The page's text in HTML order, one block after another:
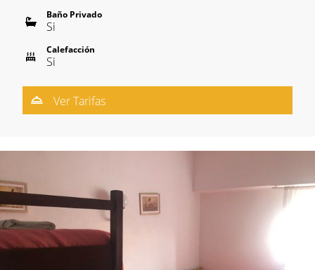
Baño Privado
Si
Calefacción
Si
Ver Tarifas